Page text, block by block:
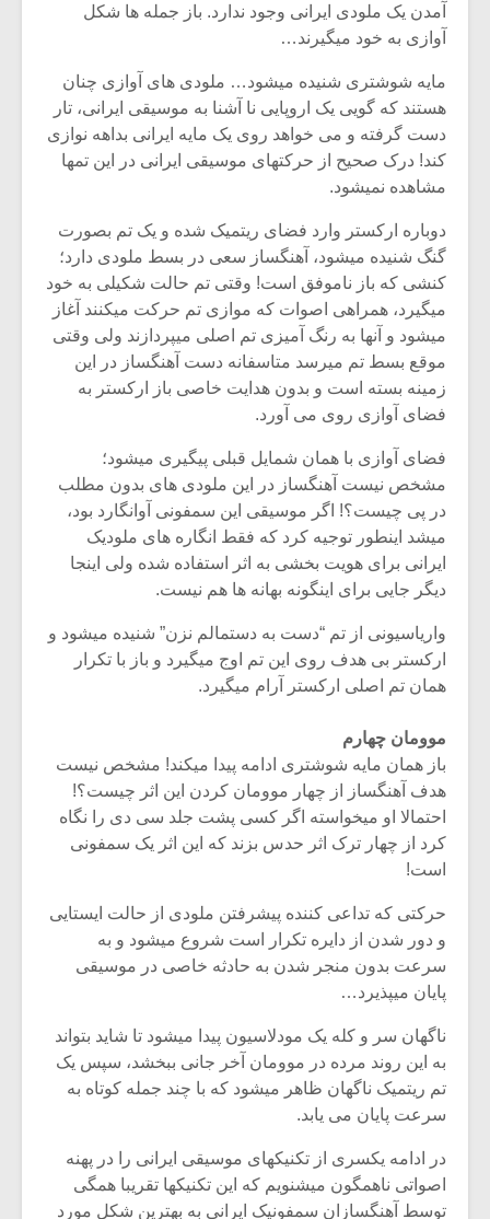
آمدن یک ملودی ایرانی وجود ندارد. باز جمله ها شکل
آوازی به خود میگیرند…
مایه شوشتری شنیده میشود… ملودی های آوازی چنان
هستند که گویی یک اروپایی نا آشنا به موسیقی ایرانی، تار
دست گرفته و می خواهد روی یک مایه ایرانی بداهه نوازی
کند! درک صحیح از حرکتهای موسیقی ایرانی در این تمها
مشاهده نمیشود.
دوباره ارکستر وارد فضای ریتمیک شده و یک تم بصورت
گنگ شنیده میشود، آهنگساز سعی در بسط ملودی دارد؛
کنشی که باز ناموفق است! وقتی تم حالت شکیلی به خود
میگیرد، همراهی اصوات که موازی تم حرکت میکنند آغاز
میشود و آنها به رنگ آمیزی تم اصلی میپردازند ولی وقتی
موقع بسط تم میرسد متاسفانه دست آهنگساز در این
زمینه بسته است و بدون هدایت خاصی باز ارکستر به
فضای آوازی روی می آورد.
فضای آوازی با همان شمایل قبلی پیگیری میشود؛
مشخص نیست آهنگساز در این ملودی های بدون مطلب
در پی چیست؟! اگر موسیقی این سمفونی آوانگارد بود،
میشد اینطور توجیه کرد که فقط انگاره های ملودیک
ایرانی برای هویت بخشی به اثر استفاده شده ولی اینجا
دیگر جایی برای اینگونه بهانه ها هم نیست.
واریاسیونی از تم “دست به دستمالم نزن” شنیده میشود و
ارکستر بی هدف روی این تم اوج میگیرد و باز با تکرار
همان تم اصلی ارکستر آرام میگیرد.
موومان چهارم
باز همان مایه شوشتری ادامه پیدا میکند! مشخص نیست
هدف آهنگساز از چهار موومان کردن این اثر چیست؟!
احتمالا او میخواسته اگر کسی پشت جلد سی دی را نگاه
کرد از چهار ترک اثر حدس بزند که این اثر یک سمفونی
است!
حرکتی که تداعی کننده پیشرفتن ملودی از حالت ایستایی
و دور شدن از دایره تکرار است شروع میشود و به
سرعت بدون منجر شدن به حادثه خاصی در موسیقی
پایان میپذیرد…
ناگهان سر و کله یک مودلاسیون پیدا میشود تا شاید بتواند
به این روند مرده در موومان آخر جانی ببخشد، سپس یک
تم ریتمیک ناگهان ظاهر میشود که با چند جمله کوتاه به
سرعت پایان می یابد.
در ادامه یکسری از تکنیکهای موسیقی ایرانی را در پهنه
اصواتی ناهمگون میشنویم که این تکنیکها تقریبا همگی
توسط آهنگسازان سمفونیک ایرانی به بهترین شکل مورد